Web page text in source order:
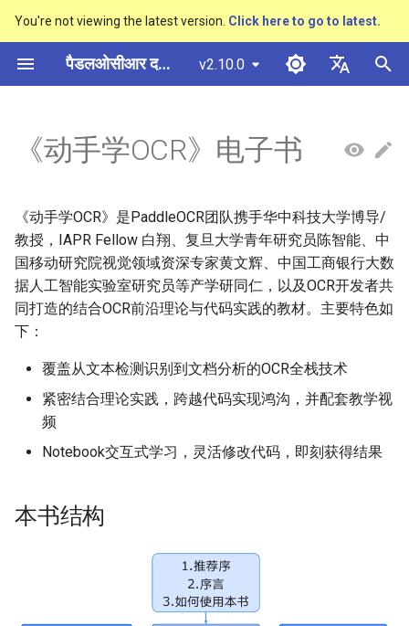
You're not viewing the latest version. Click here to go to latest.
पैडलओसीआर दस्तावेज़ीकरण v2.10.0
English
Pу́сский язы́к
हिन्दी
한국인
Help translating
खो
快速开始 支持硬件列表
基于C++预测引擎推理
Visual Studio 2019
Community CMake 编译指南
服务化部署
Android部署
Jetson部署
端侧部署
网页前端部署
Paddle2ONNX模型转化与预
测
文本检测
文本识别
文本方向分类器
关键信息提取
训练tricks
模型裁剪
知识蒸馏
资料地址
快速开始
模型库
模型训练
版面分析
表格识别
版面恢复
关键信息提取
推理部署
基于C++预测引擎推理
服务化部署
怎样完成基于图像数据的
文本检测算法 EAST
SAST
PSENet
FCENet
CT
文本识别算法
Rosetta
STAR-Net
RARE
SRN
SAR
ABINet
文本超分辨率算法
Text Telescope
公式识别算法
LaTeX-OCR
UniMERNet
PP-FormulaNet
表格识别算法
TableSLANet
LayoutLM
SDMGR
法
通用
SVTR
制造
液晶屏读数识别
包装生产日期
PCB文字识别
金融
增值税发票
印章检测与识别
通用卡证识别
合同比对
交通
其它数据标注工具
其它数据合成工具
手写中文OCR数据集
垂类多语言OCR数据集
版面分析数据集
表格识别数据集
附录
《动手学OCR》电子书
《动手学OCR》是PaddleOCR团队携手华中科技大学博导/
教授，IAPR Fellow 白翔、复旦大学青年研究员陈智能、中
国移动研究院视觉领域资深专家黄文辉、中国工商银行大数
据人工智能实验室研究员等产学研同仁，以及OCR开发者共
同打造的结合OCR前沿理论与代码实践的教材。主要特色如
下：
覆盖从文本检测识别到文档分析的OCR全栈技术
紧密结合理论实践，跨越代码实现鸿沟，并配套教学视
频
Notebook交互式学习，灵活修改代码，即刻获得结果
本书结构